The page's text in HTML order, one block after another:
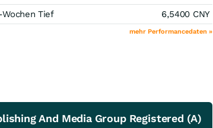
Wochen Tief
6,5400 CNY
mehr Performancedaten »
And Media Group Registered (A)